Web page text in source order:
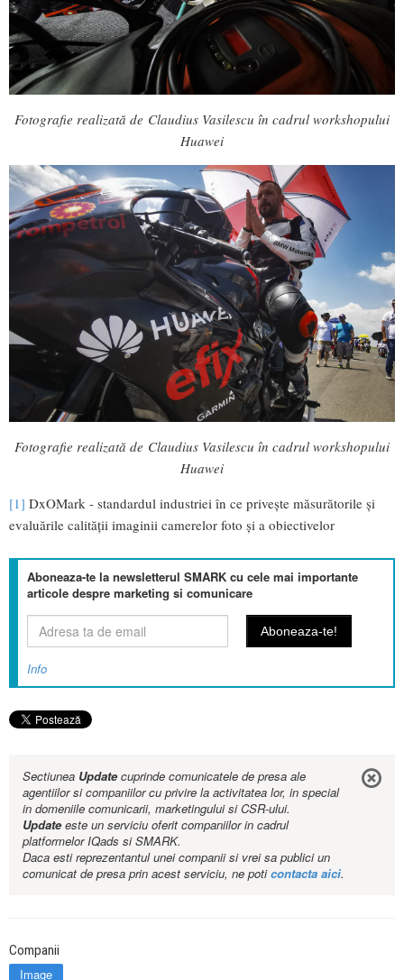
Fotografie realizată de Claudius Vasilescu în cadrul workshopului
Huawei
Fotografie realizată de Claudius Vasilescu în cadrul workshopului
Huawei
[1] DxOMark - standardul industriei în ce privește măsurătorile și
evaluările calității imaginii camerelor foto și a obiectivelor
Aboneaza-te la newsletterul SMARK cu cele mai importante
articole despre marketing si comunicare
Info
Sectiunea Updatecuprinde comunicatele de presa ale
agentiilor si companiilor cu privire la activitatea lor, in special
in domeniile comunicarii, marketingului si CSR-ului.
Updateeste un serviciu oferit companiilor in cadrul
platformelor IQads si SMARK.
Daca esti reprezentantul unei companii si vrei sa publici un
comunicat de presa prin acest serviciu, ne poticontacta aici.
Companii
Image